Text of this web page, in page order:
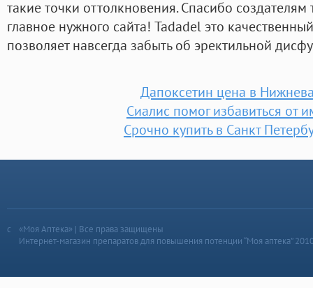
такие точки оттолкновения. Спасибо
главное нужного сайта! Tadadel это
позволяет навсегда забыть об эректильной
Дапоксетин цена в
Сиалис помог избавиться от
Срочно купить в Санкт
«Моя Аптека» | Все права защищены
Интернет-магазин препаратов для повышения потенции “Моя аптека”